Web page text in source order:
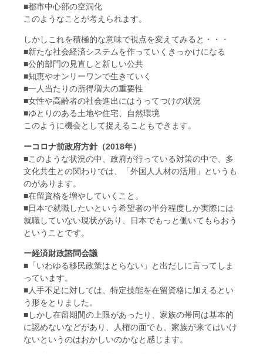
■都市中心部の空洞化
このようなことが考えられます。
しかしこれを積極的な意味で視点を変えてみると・・・
■新たな社会経済システムを作っていくきっかけになる
■公的部門の見直しと新しい公共
■知恵やオンリーワンで生きていく
■一人当たりの所得増大の重要性
■女性や高齢者の社会進出にはうってつけの状況
■ゆとりのある土地や住宅、自然環境
このように機会として捉えることもできます。
ーコロナ前政府方針（2018年）
■このような状況の中、政府が行っている対策の中で、多
文化共生との関わりでは、「外国人人材の活用」というも
のがあります。
■在留資格を増やしていくこと。
■日本で就職したいという希望者の半分程度しか実際には
就職していない現状があり、日本でもっと働いてもらおう
ということです。
ー経済財政諮問会議
■「いわゆる移民政策はとらない」と出だしに言ってしま
っています。
■人手不足に対しては、特定技能を在留資格に加えるとい
う形をとりました。
■しかし在留期間の上限があったり、家族の帯同は基本的
に認めないなどがあり、人権の面でも、家族が来てはいけ
ないというのはおかしいのかなと感じます。